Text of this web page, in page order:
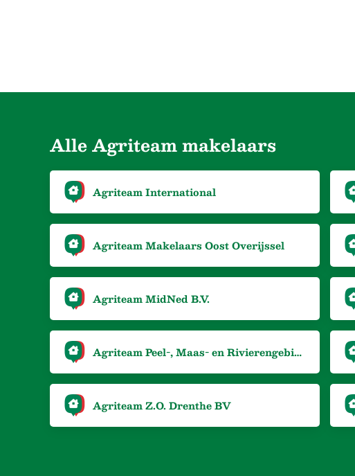
Alle Agriteam makelaars
Agriteam International
Agriteam Makelaars Oost Overijssel
Agriteam MidNed B.V.
Agriteam Peel-, Maas- en Rivierengebied
Agriteam Z.O. Drenthe BV